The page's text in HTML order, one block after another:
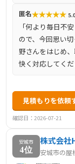
す。
匿名★★★★★ 5.0
「何より毎日不
ので、今回思い
野さんをはじめ
快く対応してくだ
見積もりを依頼
確認日：2026-07-21
安城市
4位
株式会社
安城市の屋